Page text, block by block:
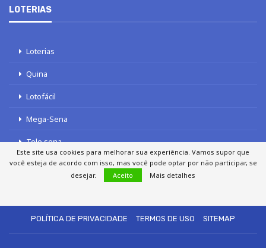
LOTERIAS
Loterias
Quina
Lotofácil
Mega-Sena
Tele sena
POLÍTICA DE PRIVACIDADE
TERMOS DE USO SITEMAP
Este site usa cookies para melhorar sua experiência. Vamos supor que
você esteja de acordo com isso, mas você pode optar por não participar, se
desejar.
Aceito Mais detalhes